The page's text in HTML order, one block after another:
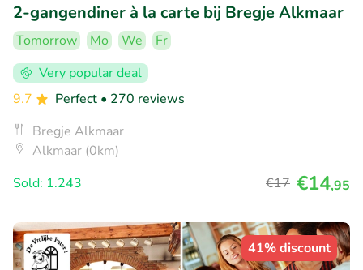
2-gangendiner à la carte bij Bregje Alkmaar
Tomorrow Mo We
Fr
Very popular deal
9.7
Perfect • 270 reviews
Bregje Alkmaar
Alkmaar (0km)
Sold: 1.243
€17 €14,95
41% discount